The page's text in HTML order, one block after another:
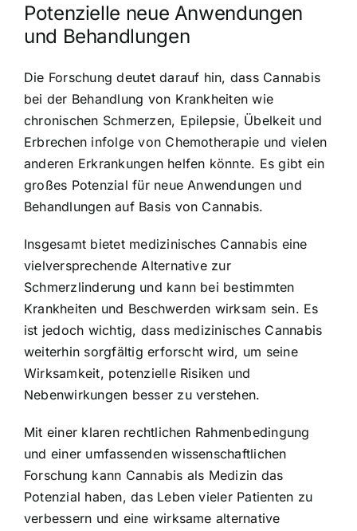
Potenzielle neue Anwendungen
und Behandlungen
Die Forschung deutet darauf hin, dass Cannabis
bei der Behandlung von Krankheiten wie
chronischen Schmerzen, Epilepsie, Übelkeit und
Erbrechen infolge von Chemotherapie und vielen
anderen Erkrankungen helfen könnte. Es gibt ein
großes Potenzial für neue Anwendungen und
Behandlungen auf Basis von Cannabis.
Insgesamt bietet medizinisches Cannabis eine
vielversprechende Alternative zur
Schmerzlinderung und kann bei bestimmten
Krankheiten und Beschwerden wirksam sein. Es
ist jedoch wichtig, dass medizinisches Cannabis
weiterhin sorgfältig erforscht wird, um seine
Wirksamkeit, potenzielle Risiken und
Nebenwirkungen besser zu verstehen.
Mit einer klaren rechtlichen Rahmenbedingung
und einer umfassenden wissenschaftlichen
Forschung kann Cannabis als Medizin das
Potenzial haben, das Leben vieler Patienten zu
verbessern und eine wirksame alternative